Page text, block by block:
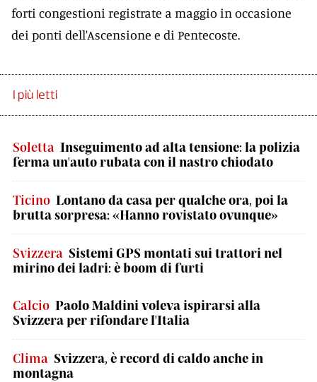
forti congestioni registrate a maggio in occasione
dei ponti dell'Ascensione e di Pentecoste.
I più letti
Soletta Inseguimento ad alta tensione: la polizia
ferma un'auto rubata con il nastro chiodato
Ticino Lontano da casa per qualche ora, poi la
brutta sorpresa: «Hanno rovistato ovunque»
Svizzera Sistemi GPS montati sui trattori nel
mirino dei ladri: è boom di furti
Calcio Paolo Maldini voleva ispirarsi alla
Svizzera per rifondare l'Italia
Clima Svizzera, è record di caldo anche in
montagna